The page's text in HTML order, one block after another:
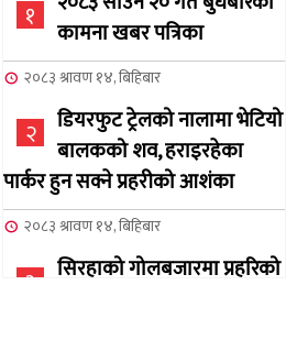
१
कामना खबर पत्रिका
२०८३ श्रावण १४, बिहिबार
२
डियरफुट ट्रेलको नालामा भेटियो
बालकको शव, हराइरहेका
पार्कर हुन सक्ने प्रहरीको आशंका
२०८३ श्रावण १४, बिहिबार
३
सिरहाको गोलबजारमा प्रहरिको